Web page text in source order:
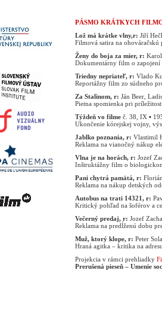
PÁSMO KRÁTKYCH
Lož má krátke vlny,r: Jiří
Filmová satira na
Ženy do boja za mier, r:
Dokumentárny film o zapojení
Triedny nepriateľ, r: Vlado
Reportážny film zo súdneho
Za Stalinom, r: Ján Beer,
Pietna spomienka pri
Týždeň vo filme č. 38, IX ▪
Ukončenie kórejskej vojny,
Jablko poznania, r: Vlastimil
Reklama na vianočný nákup
Vlna je na horách, r: Jozef
Inštruktážny film o
Pani chytrá pamätá, r:
Reklama na nákup detských
Autobus na trati 14321, r:
Kritický pohľad na šoférov a
Večerný predaj, r: Jozef
Reklama na predĺženú dobu
Muž, ktorý klope, r: Peter
Hraná agitka – kritika na
Projekcia v rámci prehliadky
Prerušená pieseň – Umenie